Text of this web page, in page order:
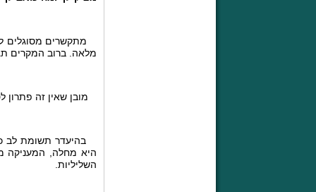
מתקשרים מסוגלים
מלאה. ברוב המקרים
מובן שאין זה פתרון
בהיעדר תשומת לב
היא מחלה, המעניקה
השליליות.